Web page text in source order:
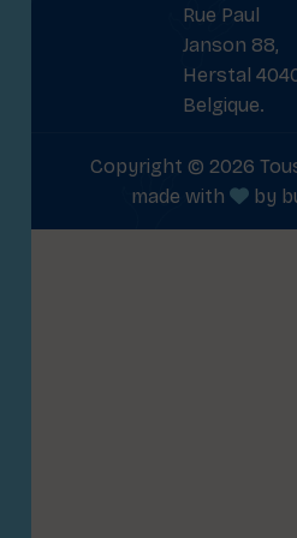
Rue Paul
Janson 88,
Herstal
Belgique.
Copyright © 2026
made with
by